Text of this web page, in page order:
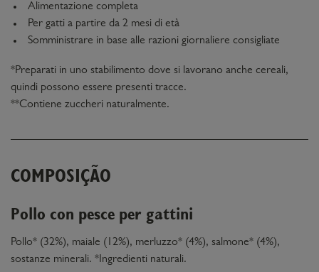
Alimentazione completa
Per gatti a partire da 2 mesi di età
Somministrare in base alle razioni giornaliere consigliate
*Preparati in uno stabilimento dove si lavorano anche cereali,
quindi possono essere presenti tracce.
**Contiene zuccheri naturalmente.
COMPOSIÇÃO
Pollo con pesce per gattini
Pollo* (32%), maiale (12%), merluzzo* (4%), salmone* (4%),
sostanze minerali. *Ingredienti naturali.